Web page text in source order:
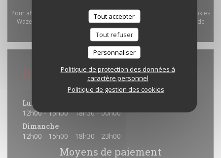
Tout accepter
Tout refuser
Personnaliser
Politique de protection des données à
caractère personnel
Politique de gestion des cookies
Pour afficher la carte interactive Waze, vous devez accepter les cookies
Waze Map (Google). Ces cookies peuvent collecter des données de
navigation et de localisation.
Infos pratiques
Horaires
Lun
12h00 - 15h00 • 18h30 - 00h00
Dimanche
12h00 - 15h00 • 18h30 - 23h00
Moyens de paiement